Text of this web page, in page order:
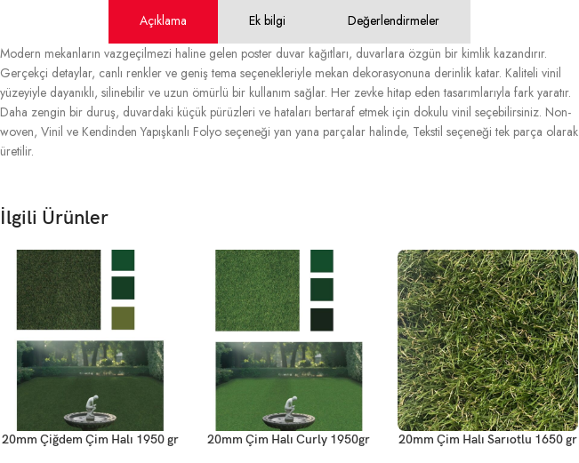
Açıklama Ek bilgi
Değerlendirmeler
Modern mekanların vazgeçilmezi haline gelen poster duvar kağıtları, duvarlara özgün bir kimlik kazandırır.
Gerçekçi detaylar, canlı renkler ve geniş tema seçenekleriyle mekan dekorasyonuna derinlik katar. Kaliteli vinil
yüzeyiyle dayanıklı, silinebilir ve uzun ömürlü bir kullanım sağlar. Her zevke hitap eden tasarımlarıyla fark yaratır.
Daha zengin bir duruş, duvardaki küçük pürüzleri ve hataları bertaraf etmek için dokulu vinil seçebilirsiniz. Non-
woven, Vinil ve Kendinden Yapışkanlı Folyo seçeneği yan yana parçalar halinde, Tekstil seçeneği tek parça olarak
üretilir.
İlgili Ürünler
20mm Çiğdem Çim Halı 1950 gr 20mm Çim Halı Curly 1950gr 20mm Çim Halı Sarıotlu 1650 gr